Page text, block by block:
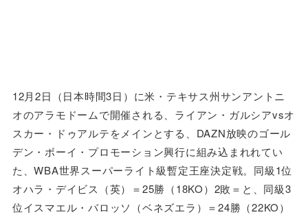
12月2日（日本時間3日）に米・テキサス州サンアントニ
オのアラモドームで開催される、ライアン・ガルシアvsオ
スカー・ドゥアルテをメインとする、DAZN放映のゴール
デン・ボーイ・プロモーション興行に組み込まれれてい
た、WBA世界スーパーライト級暫定王座決定戦。同級1位
オハラ・デイビス（英）＝25勝（18KO）2敗＝と、同級3
位イスマエル・バロッソ（ベネズエラ）＝24勝（22KO）